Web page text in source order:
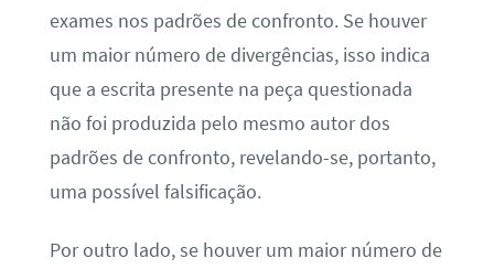
exames nos padrões de confronto. Se houver
um maior número de divergências, isso indica
que a escrita presente na peça questionada
não foi produzida pelo mesmo autor dos
padrões de confronto, revelando-se, portanto,
uma possível falsificação.
Por outro lado, se houver um maior número de